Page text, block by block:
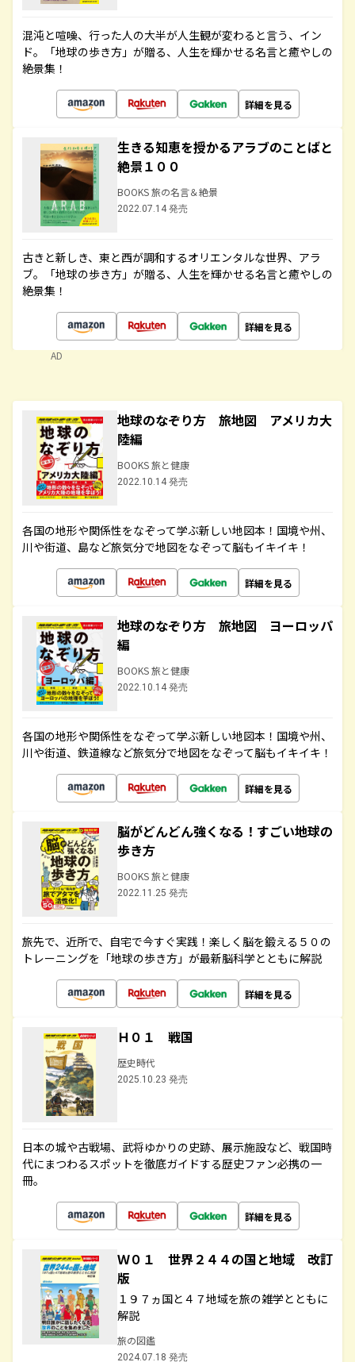
混沌と喧噪、行った人の大半が人生観が変わると言う、イン
ド。「地球の歩き方」が贈る、人生を輝かせる名言と癒やしの
絶景集！
詳細を見る
生きる知恵を授かるアラブのことばと
絶景１００
BOOKS 旅の名言＆絶景
2022.07.14 発売
古きと新しき、東と西が調和するオリエンタルな世界、アラ
ブ。「地球の歩き方」が贈る、人生を輝かせる名言と癒やしの
絶景集！
詳細を見る
AD
地球のなぞり方 旅地図 アメリカ大
陸編
BOOKS 旅と健康
2022.10.14 発売
各国の地形や関係性をなぞって学ぶ新しい地図本！国境や州、
川や街道、島など旅気分で地図をなぞって脳もイキイキ！
詳細を見る
地球のなぞり方 旅地図 ヨーロッパ
編
BOOKS 旅と健康
2022.10.14 発売
各国の地形や関係性をなぞって学ぶ新しい地図本！国境や州、
川や街道、鉄道線など旅気分で地図をなぞって脳もイキイキ！
詳細を見る
脳がどんどん強くなる！すごい地球の
歩き方
BOOKS 旅と健康
2022.11.25 発売
旅先で、近所で、自宅で今すぐ実践！楽しく脳を鍛える５０の
トレーニングを「地球の歩き方」が最新脳科学とともに解説
詳細を見る
Ｈ０１ 戦国
歴史時代
2025.10.23 発売
日本の城や古戦場、武将ゆかりの史跡、展示施設など、戦国時
代にまつわるスポットを徹底ガイドする歴史ファン必携の一
冊。
詳細を見る
Ｗ０１ 世界２４４の国と地域 改訂
版
１９７ヵ国と４７地域を旅の雑学とともに
解説
旅の図鑑
2024.07.18 発売